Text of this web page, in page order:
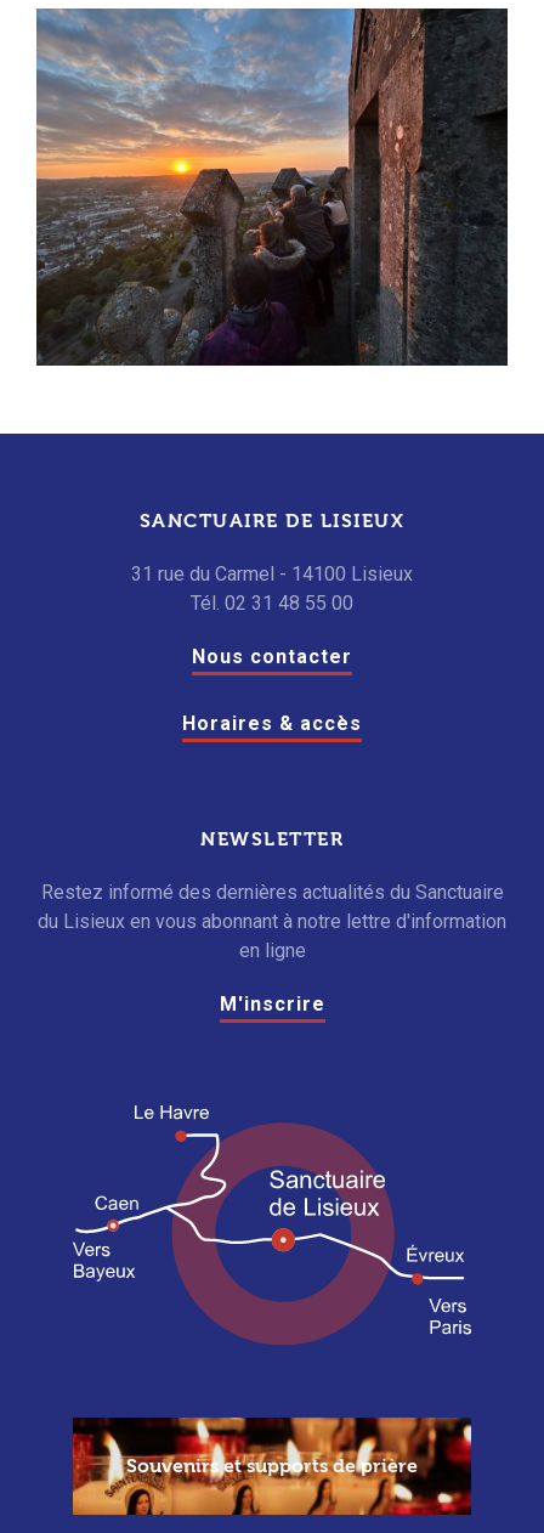
SANCTUAIRE DE LISIEUX
31 rue du Carmel - 14100 Lisieux
Tél. 02 31 48 55 00
Nous contacter
Horaires & accès
NEWSLETTER
Restez informé des dernières actualités du Sanctuaire
du Lisieux en vous abonnant à notre lettre d'information
en ligne
M'inscrire
Souvenirs et supports de prière